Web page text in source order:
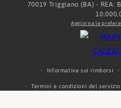
70019 Triggiano (BA) - REA:
Aggiorna le
Informativa sui rimborsi
Termini e condizioni del servizio